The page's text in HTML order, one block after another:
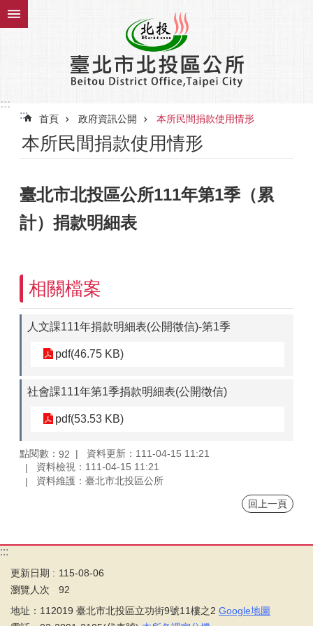
跳到主要內容區塊
:::
:::
首頁 政府資訊公開 本所民間捐款使用情形
本所民間捐款使用情形
臺北市北投區公所111年第1季（累
計）捐款明細表
相關檔案
人文課111年捐款明細表(公開徵信)-第1季
pdf(46.75 KB)
社會課111年第1季捐款明細表(公開徵信)
pdf(53.53 KB)
點閱數： 92
資料更新：111-04-15 11:21
資料檢視：111-04-15 11:21
資料維護：臺北市北投區公所
回上一頁
:::
更新日期
115-08-06
瀏覽人次
92
地址：112019 臺北市北投區立功街9號11樓之2 Google地圖